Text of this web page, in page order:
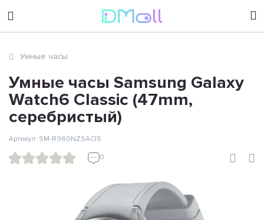
sales@dimoll.ru
Умные часы
Умные часы Samsung Galaxy
Watch6 Classic (47mm,
серебристый)
0
Артикул: SM-R960NZSACIS